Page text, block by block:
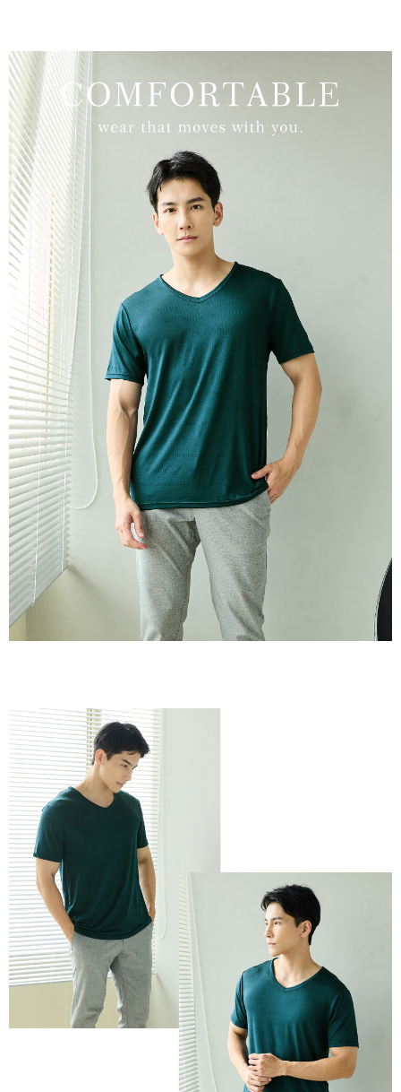
後、契約に基づいて当社の請求書で帳款を支払うことになります。
2. 「OP Pay Later」を利用する契約関係の目的から、店舗はあなたの個人
情報（名前、電話または住所を含む）を台湾大哥大に提供し、収集、処理
および利用するために、当社があなた本人と分割請求書に必要な情報の確
認、照合および修正を行います。
3. 完全なユーザーサービス規約については、以下のリンクを参照してくだ
さい：https://oppay.tw/userRule
二、支払い限度額
1.初回 AFTEEを ご利用の際に、認証結果及び当社の審査の結果に基づ
き、限度額が設定されます。
2.決済金額は最低NT$20です。
3.現在、台湾の会員のみご利用いただけます。
三、利用規約「AFTEE代金後払い」（以下当サービスという）はネットプ
ロテクションズ（以下 AFTEE という）が提供し、AFTEEが代金を徴収し
ます。当サービスご利用の際に提供しなければならない個人情報（注文者
の氏名、電話番号、受取人の氏名、電話番号、受取人住所を含むがこれに
限らない）は、AFTEEに渡され当サービスで必要な範囲内で利用されま
す。AFTEEの個人情報の収集、処理、利用について、詳細はAFTEE公式ホ
ームページの『個人情報の収集、処理及び利用に関する声明』をご参照く
ださい（ https://aftee.tw/privacypolicy/）。
AFTEEの初回ご利用の際に、審査を通過すれば、最高額がNT$10,000にな
ります。支払い期限を過ぎた場合、その金額に基づいて年利20%の遅延滞
納金が加算されます。未成年の利用者は、事前に法定代理人または後見人
の同意を得ればAFTEEをご利用いただけます。
個人情報の処理、利用について疑問がある、または関連する法律の権利を
行使したい場合は、ネットプロテクションズ
cs_tw@netprotections.co.jp
にご連絡ください。上記に示した個人情報を、必要な購入注文書とあわせ
てAFTEEにご提供いただく、またはAFTEEにあなたの個人情報の収集、処
理、利用を許可することににご同意いただけない場合は、当サービスを選
択しないでください。
付款後萊爾富取貨
配送毎にNT$80、NT$799以上で送料無料
7-11取貨付款
配送毎にNT$80、NT$799以上で送料無料
付款後7-11取貨
配送毎にNT$80、NT$799以上で送料無料
7-11取貨(快速到店)
配送毎にNT$90
宅配/離島不配送
配送毎にNT$80、NT$890以上で送料無料
黑貓貨到付款
配送毎にNT$120
國家/地區配送